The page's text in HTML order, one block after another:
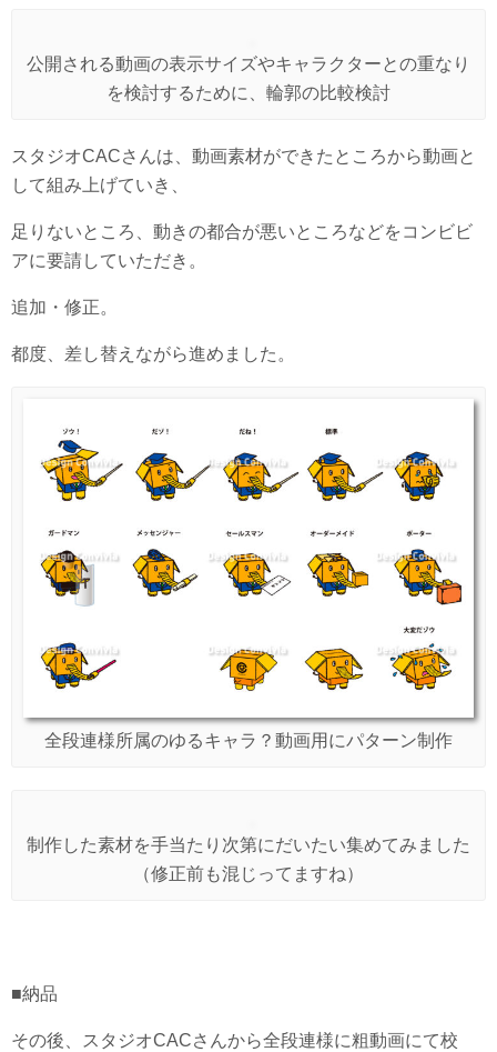
公開される動画の表示サイズやキャラクターとの重なり
を検討するために、輪郭の比較検討
スタジオCACさんは、動画素材ができたところから動画と
して組み上げていき、
足りないところ、動きの都合が悪いところなどをコンビビ
アに要請していただき。
追加・修正。
都度、差し替えながら進めました。
全段連様所属のゆるキャラ？動画用にパターン制作
制作した素材を手当たり次第にだいたい集めてみました
（修正前も混じってますね）
■納品
その後、スタジオCACさんから全段連様に粗動画にて校